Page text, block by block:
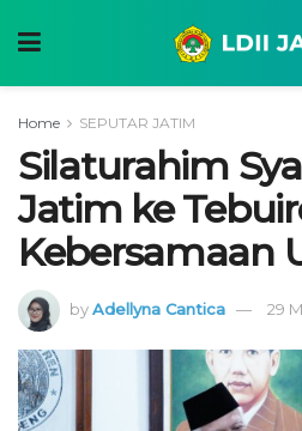
Home SEPUTAR JATIM
Silaturahim
Jatim ke
Kebersamaan
byAdellyna Cantica 29